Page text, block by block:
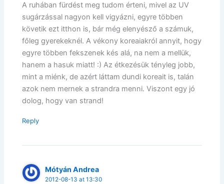
A ruhában fürdést meg tudom érteni, mivel az UV
sugárzással nagyon kell vigyázni, egyre többen
követik ezt itthon is, bár még elenyésző a számuk,
főleg gyerekeknél. A vékony koreaiakról annyit, hogy
egyre többen fekszenek kés alá, na nem a mellük,
hanem a hasuk miatt! :) Az étkezésük tényleg jobb,
mint a miénk, de azért láttam dundi koreait is, talán
azok nem mernek a strandra menni. Viszont egy jó
dolog, hogy van strand!
Reply
Mótyán Andrea
2012-08-13 at 13:30